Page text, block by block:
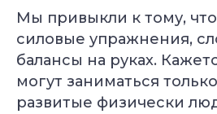
Мы привыкли к тому,
силовые упражнения,
балансы на руках.
могут заниматься
развитые физически